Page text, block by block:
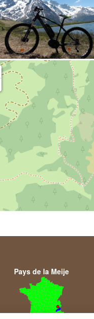
Pays de la Meije